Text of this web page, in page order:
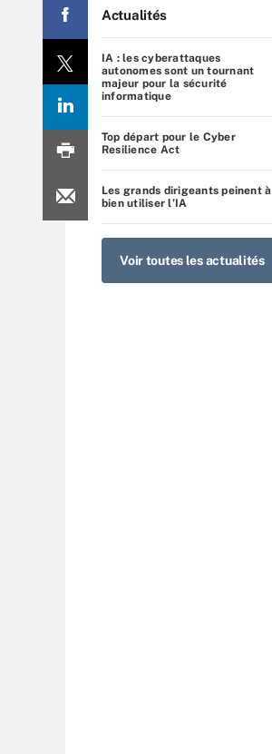
Actualités
IA : les cyberattaques
autonomes sont un tournant
majeur pour la sécurité
informatique
Top départ pour le Cyber
Resilience Act
Les grands dirigeants peinent à
bien utiliser l’IA
Voir toutes les actualités